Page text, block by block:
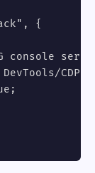
{
console
CDP